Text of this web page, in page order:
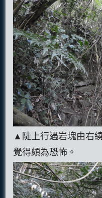
▲陡上行遇岩塊由右
覺得頗為恐怖。